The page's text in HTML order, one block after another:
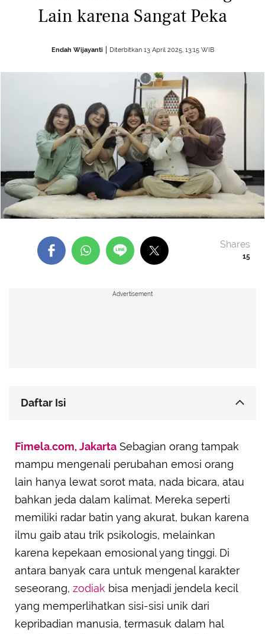
Lain karena Sangat Peka
Endah Wijayanti Diterbitkan 13 April 2025, 13:15 WIB
15
Shares
Advertisement
Daftar Isi
Pisces: Membaca Energi Lewat Imajinasi yang
Luas
Libra: Membaca Perasaan Lewat Pengamatan Jeli
Scorpio: Mendeteksi Emosi Lewat Sorot Mata dan
Bahasa Tubuh
Virgo: Peka Lewat Detail yang Tak Diketahui
Orang Lain
Aquarius: Menangkap Emosi Lewat Sudut
Pandang yang Tak Terduga
Fimela.com, Jakarta Sebagian orang tampak
mampu mengenali perubahan emosi orang
lain hanya lewat sorot mata, nada bicara, atau
bahkan jeda dalam kalimat. Mereka seperti
memiliki radar batin yang akurat, bukan karena
ilmu gaib atau trik psikologis, melainkan
karena kepekaan emosional yang tinggi. Di
antara banyak cara untuk mengenal karakter
seseorang, zodiak bisa menjadi jendela kecil
yang memperlihatkan sisi-sisi unik dari
kepribadian manusia, termasuk dalam hal